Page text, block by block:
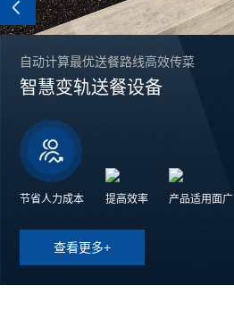
Previous
自动计算最优送餐路线高效传菜
智慧变轨送餐设备
节省人力成本 提高效率 产品适用面广
查看更多+